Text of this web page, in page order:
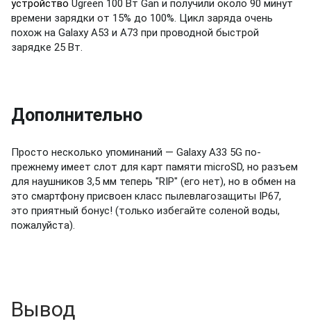
устройство Ugreen 100 Вт Gan и получили около 90 минут
времени зарядки от 15% до 100%. Цикл заряда очень
похож на Galaxy A53 и A73 при проводной быстрой
зарядке 25 Вт.
Дополнительно
Просто несколько упоминаний — Galaxy A33 5G по-
прежнему имеет слот для карт памяти microSD, но разъем
для наушников 3,5 мм теперь "RIP" (его нет), но в обмен на
это смартфону присвоен класс пылевлагозащиты IP67,
это приятный бонус! (только избегайте соленой воды,
пожалуйста).
Вывод